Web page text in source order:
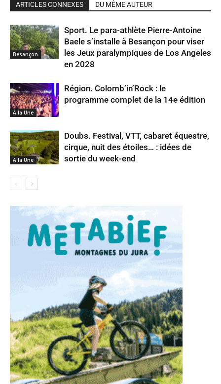
ARTICLES CONNEXES DU MÊME AUTEUR
Besançon
Sport. Le para-athlète Pierre-Antoine
Baele s’installe à Besançon pour viser
les Jeux paralympiques de Los Angeles
en 2028
A la Une
Région. Colomb’in’Rock : le
programme complet de la 14e édition
A la Une
Doubs. Festival, VTT, cabaret équestre,
cirque, nuit des étoiles… : idées de
sortie du week-end